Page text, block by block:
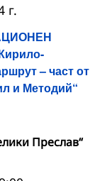
– част от
и Методий“
г.
Преслав“